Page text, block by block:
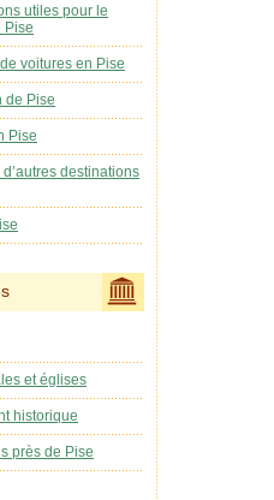
utiles pour le
Pise
voitures en Pise
de Pise
Pise
d’autres destinations
et églises
historique
près de Pise